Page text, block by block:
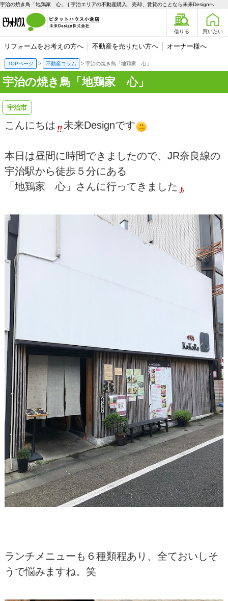
宇治の焼き鳥「地鶏家 心」 | 宇治エリアの不動産購入、売却、賃貸のことなら未来Designへ
借りる 買いたい
リフォームをお考えの方へ 不動産を売りたい方へ オーナー様へ
TOPページ 不動産コラム 宇治の焼き鳥「地鶏家 心」
宇治の焼き鳥「地鶏家 心」
宇治市
こんにちは 未来Designです
本日は昼間に時間できましたので、JR奈良線の
宇治駅から徒歩５分にある
「地鶏家 心」さんに行ってきました
ランチメニューも６種類程あり、全ておいしそ
うで悩みますね。笑